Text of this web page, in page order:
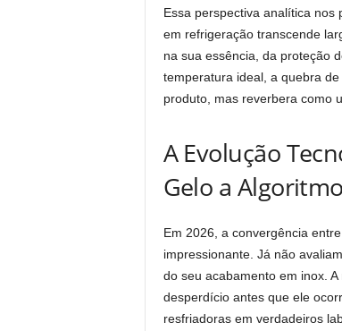
Essa perspectiva analítica
em refrigeração transcende
na sua essência, da proteção
temperatura ideal, a quebra
produto, mas reverbera como
A Evolução
Gelo a
Em 2026, a convergência
impressionante. Já não
do seu acabamento em inox.
desperdício antes que ele
resfriadoras em verdadeiros